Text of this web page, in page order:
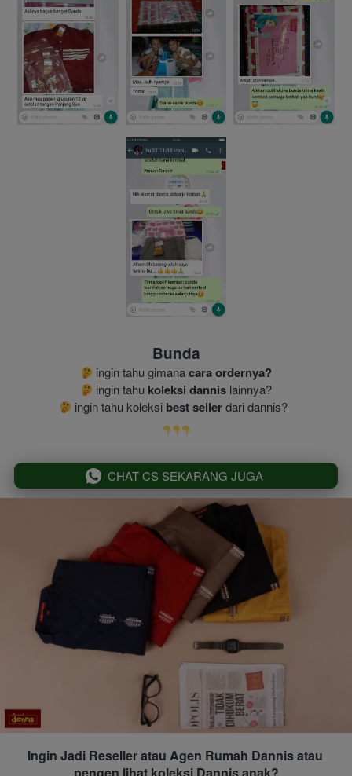
Bunda
ingin tahu gimana cara ordernya?
ingin tahu koleksi dannis lainnya?
ingin tahu koleksi best seller dari dannis?
` CHAT CS SEKARANG JUGA
Ingin Jadi Reseller atau Agen Rumah Dannis atau